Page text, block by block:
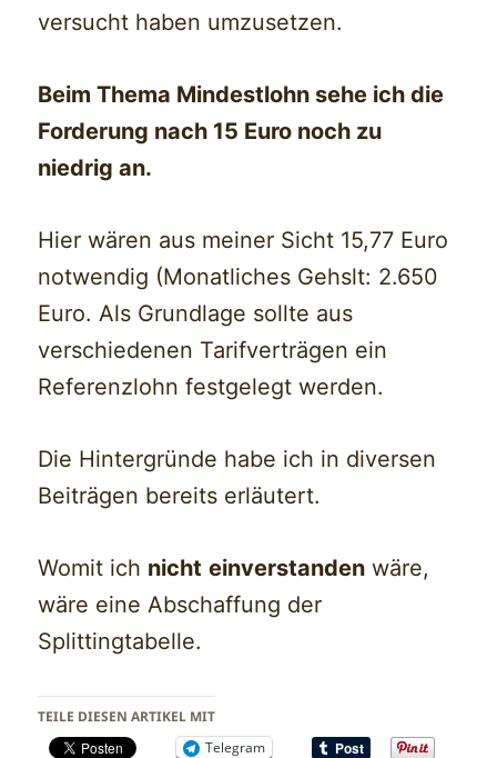
versucht haben umzusetzen.
Beim Thema Mindestlohn sehe ich die
Forderung nach 15 Euro noch zu
niedrig an.
Hier wären aus meiner Sicht 15,77 Euro
notwendig (Monatliches Gehslt: 2.650
Euro. Als Grundlage sollte aus
verschiedenen Tarifverträgen ein
Referenzlohn festgelegt werden.
Die Hintergründe habe ich in diversen
Beiträgen bereits erläutert.
Womit ich nicht einverstanden wäre,
wäre eine Abschaffung der
Splittingtabelle.
TEILE DIESEN ARTIKEL MIT
Telegram